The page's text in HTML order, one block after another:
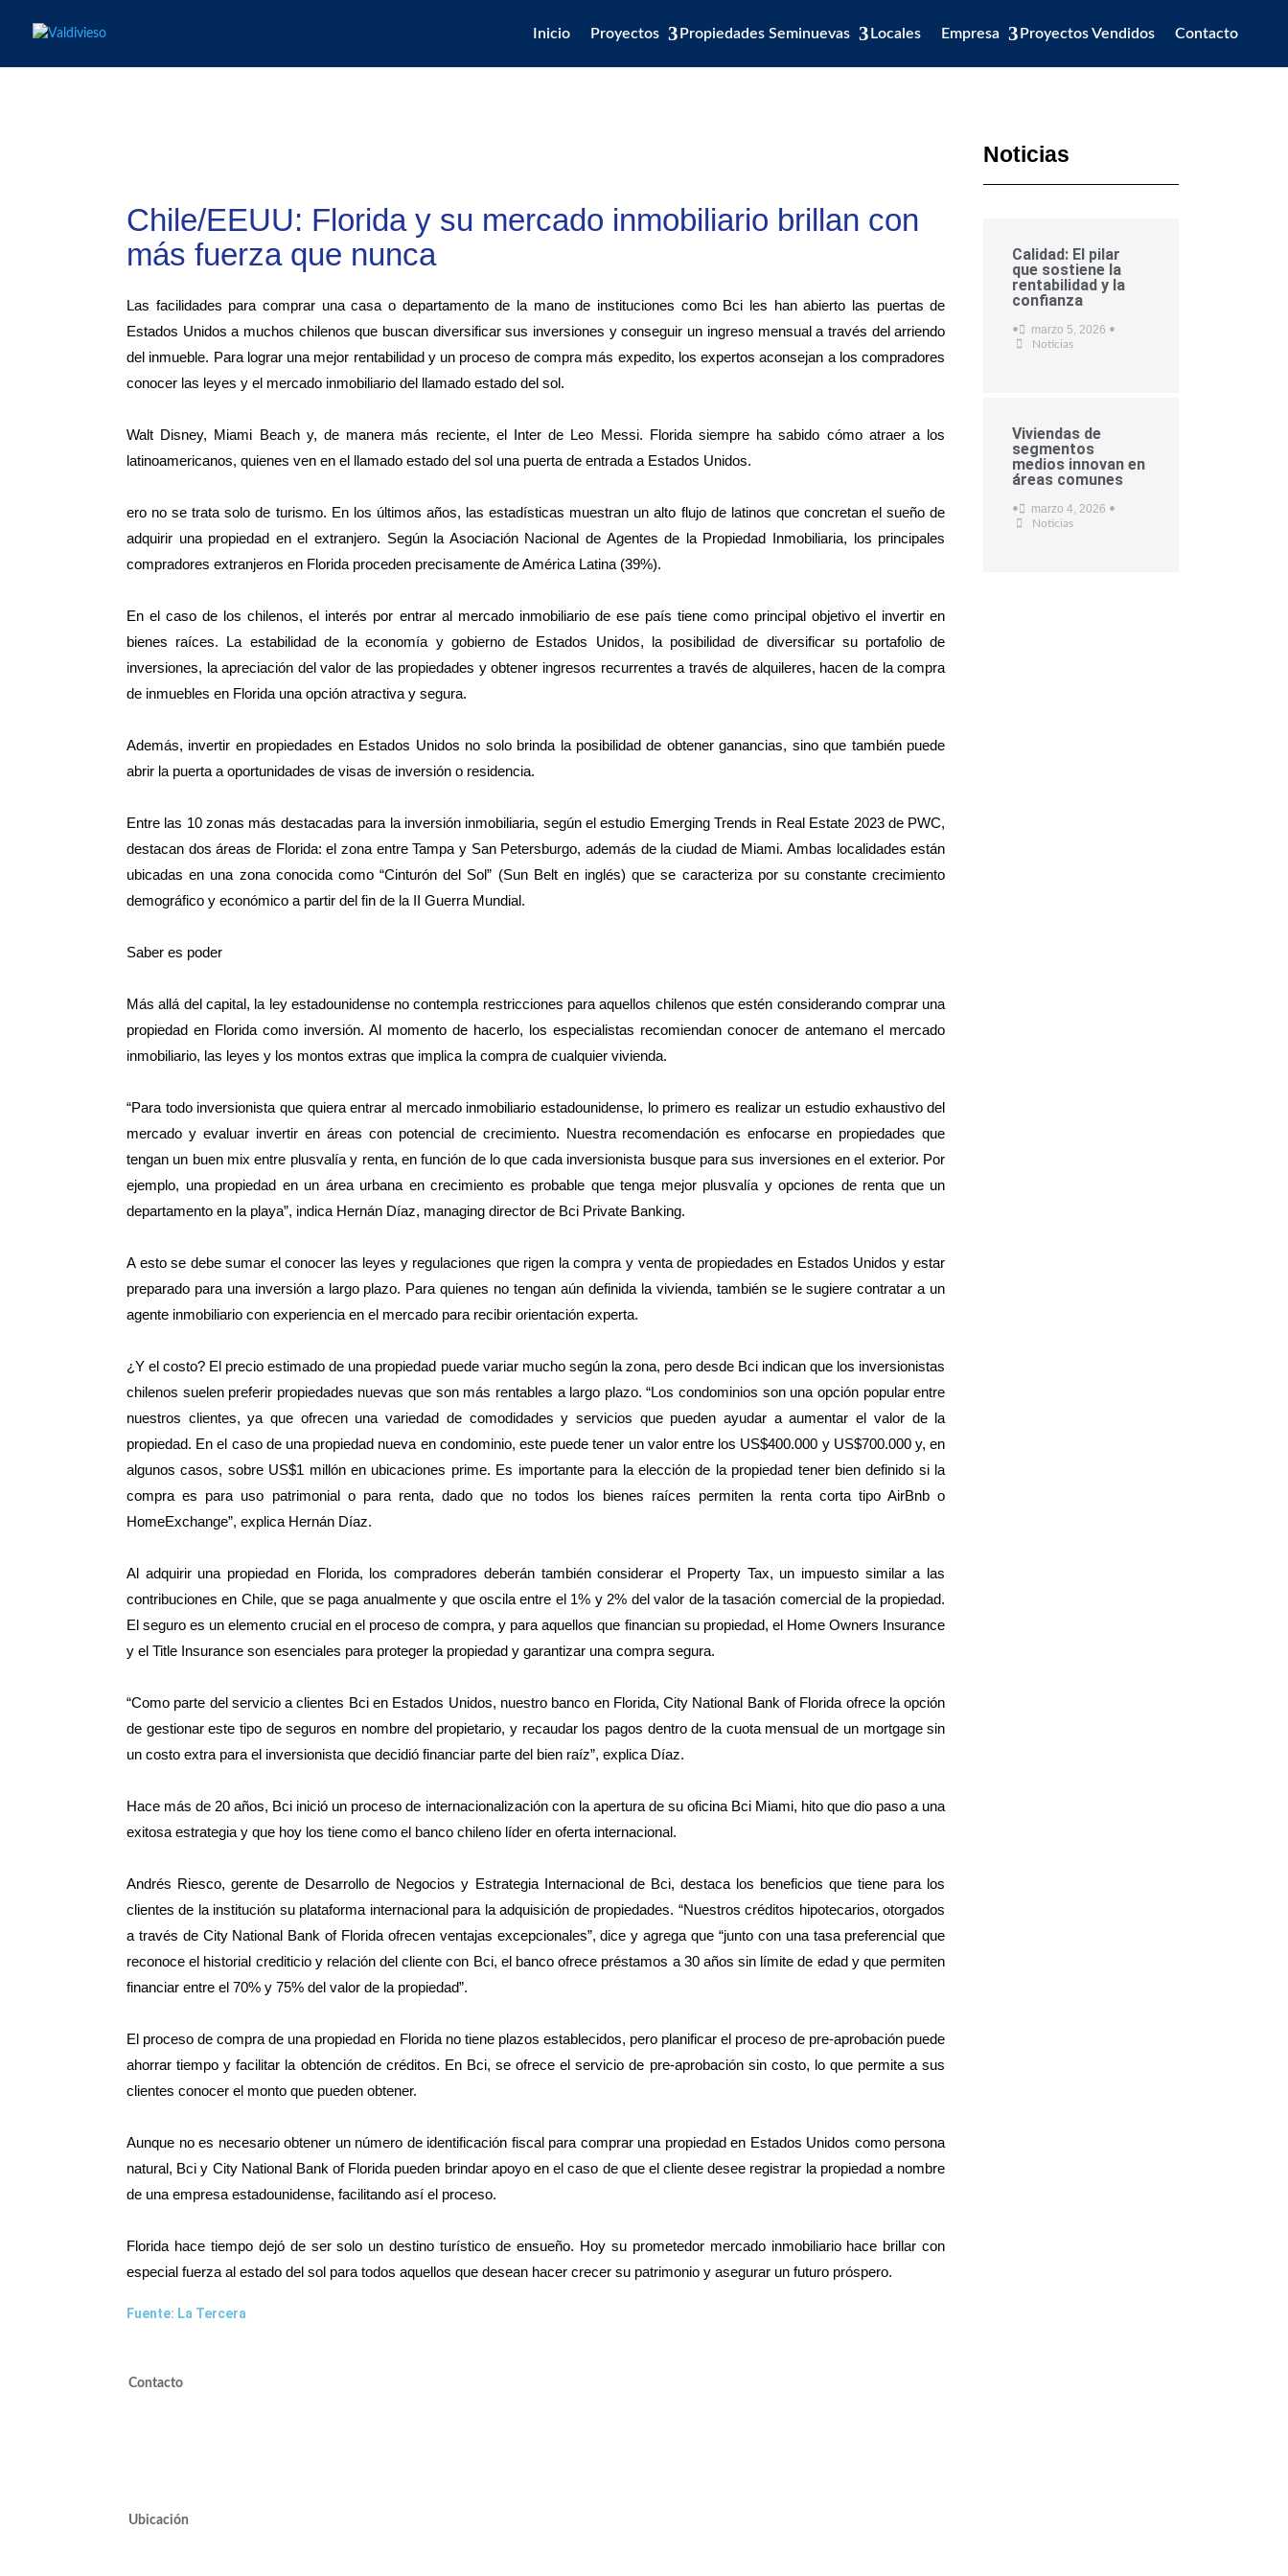
Inicio Proyectos Propiedades Seminuevas Locales Empresa Proyectos Vendidos Contacto
Chile/EEUU: Florida y su mercado inmobiliario brillan con
más fuerza que nunca
Las facilidades para comprar una casa o departamento de la mano de instituciones como Bci les han abierto las puertas de
Estados Unidos a muchos chilenos que buscan diversificar sus inversiones y conseguir un ingreso mensual a través del arriendo
del inmueble. Para lograr una mejor rentabilidad y un proceso de compra más expedito, los expertos aconsejan a los compradores
conocer las leyes y el mercado inmobiliario del llamado estado del sol.
Walt Disney, Miami Beach y, de manera más reciente, el Inter de Leo Messi. Florida siempre ha sabido cómo atraer a los
latinoamericanos, quienes ven en el llamado estado del sol una puerta de entrada a Estados Unidos.
ero no se trata solo de turismo. En los últimos años, las estadísticas muestran un alto flujo de latinos que concretan el sueño de
adquirir una propiedad en el extranjero. Según la Asociación Nacional de Agentes de la Propiedad Inmobiliaria, los principales
compradores extranjeros en Florida proceden precisamente de América Latina (39%).
En el caso de los chilenos, el interés por entrar al mercado inmobiliario de ese país tiene como principal objetivo el invertir en
bienes raíces. La estabilidad de la economía y gobierno de Estados Unidos, la posibilidad de diversificar su portafolio de
inversiones, la apreciación del valor de las propiedades y obtener ingresos recurrentes a través de alquileres, hacen de la compra
de inmuebles en Florida una opción atractiva y segura.
Además, invertir en propiedades en Estados Unidos no solo brinda la posibilidad de obtener ganancias, sino que también puede
abrir la puerta a oportunidades de visas de inversión o residencia.
Entre las 10 zonas más destacadas para la inversión inmobiliaria, según el estudio Emerging Trends in Real Estate 2023 de PWC,
destacan dos áreas de Florida: el zona entre Tampa y San Petersburgo, además de la ciudad de Miami. Ambas localidades están
ubicadas en una zona conocida como “Cinturón del Sol” (Sun Belt en inglés) que se caracteriza por su constante crecimiento
demográfico y económico a partir del fin de la II Guerra Mundial.
Saber es poder
Más allá del capital, la ley estadounidense no contempla restricciones para aquellos chilenos que estén considerando comprar una
propiedad en Florida como inversión. Al momento de hacerlo, los especialistas recomiendan conocer de antemano el mercado
inmobiliario, las leyes y los montos extras que implica la compra de cualquier vivienda.
“Para todo inversionista que quiera entrar al mercado inmobiliario estadounidense, lo primero es realizar un estudio exhaustivo del
mercado y evaluar invertir en áreas con potencial de crecimiento. Nuestra recomendación es enfocarse en propiedades que
tengan un buen mix entre plusvalía y renta, en función de lo que cada inversionista busque para sus inversiones en el exterior. Por
ejemplo, una propiedad en un área urbana en crecimiento es probable que tenga mejor plusvalía y opciones de renta que un
departamento en la playa”, indica Hernán Díaz, managing director de Bci Private Banking.
A esto se debe sumar el conocer las leyes y regulaciones que rigen la compra y venta de propiedades en Estados Unidos y estar
preparado para una inversión a largo plazo. Para quienes no tengan aún definida la vivienda, también se le sugiere contratar a un
agente inmobiliario con experiencia en el mercado para recibir orientación experta.
¿Y el costo? El precio estimado de una propiedad puede variar mucho según la zona, pero desde Bci indican que los inversionistas
chilenos suelen preferir propiedades nuevas que son más rentables a largo plazo. “Los condominios son una opción popular entre
nuestros clientes, ya que ofrecen una variedad de comodidades y servicios que pueden ayudar a aumentar el valor de la
propiedad. En el caso de una propiedad nueva en condominio, este puede tener un valor entre los US$400.000 y US$700.000 y, en
algunos casos, sobre US$1 millón en ubicaciones prime. Es importante para la elección de la propiedad tener bien definido si la
compra es para uso patrimonial o para renta, dado que no todos los bienes raíces permiten la renta corta tipo AirBnb o
HomeExchange”, explica Hernán Díaz.
Al adquirir una propiedad en Florida, los compradores deberán también considerar el Property Tax, un impuesto similar a las
contribuciones en Chile, que se paga anualmente y que oscila entre el 1% y 2% del valor de la tasación comercial de la propiedad.
El seguro es un elemento crucial en el proceso de compra, y para aquellos que financian su propiedad, el Home Owners Insurance
y el Title Insurance son esenciales para proteger la propiedad y garantizar una compra segura.
“Como parte del servicio a clientes Bci en Estados Unidos, nuestro banco en Florida, City National Bank of Florida ofrece la opción
de gestionar este tipo de seguros en nombre del propietario, y recaudar los pagos dentro de la cuota mensual de un mortgage sin
un costo extra para el inversionista que decidió financiar parte del bien raíz”, explica Díaz.
Hace más de 20 años, Bci inició un proceso de internacionalización con la apertura de su oficina Bci Miami, hito que dio paso a una
exitosa estrategia y que hoy los tiene como el banco chileno líder en oferta internacional.
Andrés Riesco, gerente de Desarrollo de Negocios y Estrategia Internacional de Bci, destaca los beneficios que tiene para los
clientes de la institución su plataforma internacional para la adquisición de propiedades. “Nuestros créditos hipotecarios, otorgados
a través de City National Bank of Florida ofrecen ventajas excepcionales”, dice y agrega que “junto con una tasa preferencial que
reconoce el historial crediticio y relación del cliente con Bci, el banco ofrece préstamos a 30 años sin límite de edad y que permiten
financiar entre el 70% y 75% del valor de la propiedad”.
El proceso de compra de una propiedad en Florida no tiene plazos establecidos, pero planificar el proceso de pre-aprobación puede
ahorrar tiempo y facilitar la obtención de créditos. En Bci, se ofrece el servicio de pre-aprobación sin costo, lo que permite a sus
clientes conocer el monto que pueden obtener.
Aunque no es necesario obtener un número de identificación fiscal para comprar una propiedad en Estados Unidos como persona
natural, Bci y City National Bank of Florida pueden brindar apoyo en el caso de que el cliente desee registrar la propiedad a nombre
de una empresa estadounidense, facilitando así el proceso.
Florida hace tiempo dejó de ser solo un destino turístico de ensueño. Hoy su prometedor mercado inmobiliario hace brillar con
especial fuerza al estado del sol para todos aquellos que desean hacer crecer su patrimonio y asegurar un futuro próspero.
Fuente: La Tercera
Noticias
Calidad: El pilar
que sostiene la
rentabilidad y la
confianza
• marzo 5, 2026 •
Noticias
Viviendas de
segmentos
medios innovan en
áreas comunes
• marzo 4, 2026 •
Noticias
Contacto
Ubicación